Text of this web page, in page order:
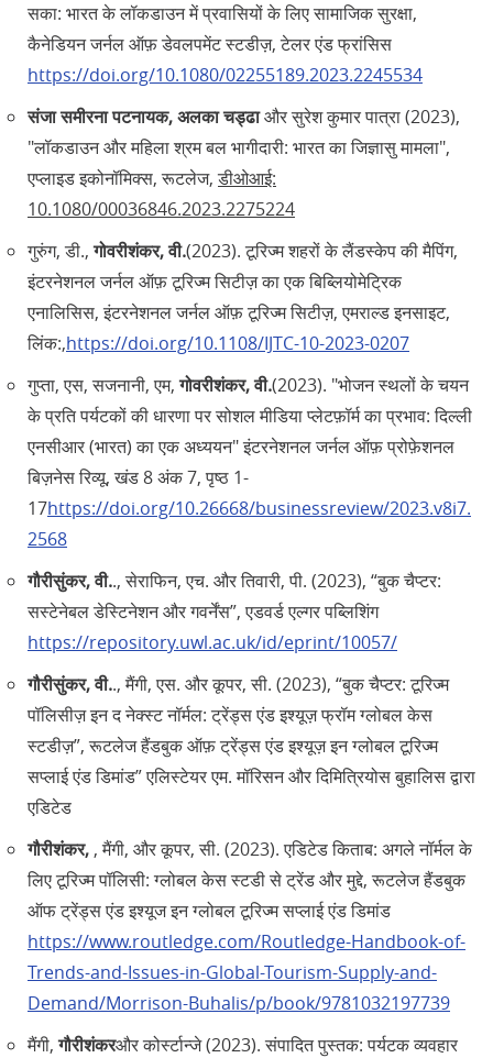
सका: भारत के लॉकडाउन में प्रवासियों के लिए सामाजिक सुरक्षा,
कैनेडियन जर्नल ऑफ़ डेवलपमेंट स्टडीज़, टेलर एंड फ्रांसिस
https://doi.org/10.1080/02255189.2023.2245534
संजा समीरना पटनायक, अलका चड्ढाऔर सुरेश कुमार पात्रा (2023),
"लॉकडाउन और महिला श्रम बल भागीदारी: भारत का जिज्ञासु मामला",
एप्लाइड इकोनॉमिक्स, रूटलेज,डीओआई:
10.1080/00036846.2023.2275224
गुरुंग, डी.,गोवरीशंकर, वी.(2023). टूरिज्म शहरों के लैंडस्केप की मैपिंग,
इंटरनेशनल जर्नल ऑफ़ टूरिज्म सिटीज़ का एक बिब्लियोमेट्रिक
एनालिसिस, इंटरनेशनल जर्नल ऑफ़ टूरिज्म सिटीज़, एमराल्ड इनसाइट,
लिंक:,https://doi.org/10.1108/IJTC-10-2023-0207
गुप्ता, एस, सजनानी, एम,गोवरीशंकर, वी.(2023). "भोजन स्थलों के चयन
के प्रति पर्यटकों की धारणा पर सोशल मीडिया प्लेटफ़ॉर्म का प्रभाव: दिल्ली
एनसीआर (भारत) का एक अध्ययन" इंटरनेशनल जर्नल ऑफ़ प्रोफ़ेशनल
बिज़नेस रिव्यू, खंड 8 अंक 7, पृष्ठ 1-
17https://doi.org/10.26668/businessreview/2023.v8i7.
2568
गौरीसुंकर, वी.., सेराफिन, एच. और तिवारी, पी. (2023), “बुक चैप्टर:
सस्टेनेबल डेस्टिनेशन और गवर्नेंस”, एडवर्ड एल्गर पब्लिशिंग
https://repository.uwl.ac.uk/id/eprint/10057/
गौरीसुंकर, वी.., मैंगी, एस. और कूपर, सी. (2023), “बुक चैप्टर: टूरिज्म
पॉलिसीज़ इन द नेक्स्ट नॉर्मल: ट्रेंड्स एंड इश्यूज़ फ्रॉम ग्लोबल केस
स्टडीज़”, रूटलेज हैंडबुक ऑफ़ ट्रेंड्स एंड इश्यूज़ इन ग्लोबल टूरिज्म
सप्लाई एंड डिमांड” एलिस्टेयर एम. मॉरिसन और दिमित्रियोस बुहालिस द्वारा
एडिटेड
गौरीशंकर, , मैंगी, और कूपर, सी. (2023). एडिटेड किताब: अगले नॉर्मल के
लिए टूरिज्म पॉलिसी: ग्लोबल केस स्टडी से ट्रेंड और मुद्दे, रूटलेज हैंडबुक
ऑफ ट्रेंड्स एंड इश्यूज इन ग्लोबल टूरिज्म सप्लाई एंड डिमांड
https://www.routledge.com/Routledge-Handbook-of-
Trends-and-Issues-in-Global-Tourism-Supply-and-
Demand/Morrison-Buhalis/p/book/9781032197739
मैंगी,गौरीशंकरऔर कोर्स्टान्जे (2023). संपादित पुस्तक: पर्यटक व्यवहार